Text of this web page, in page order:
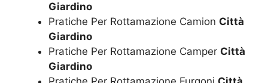
Giardino
Pratiche Per Rottamazione Camion Città
Giardino
Pratiche Per Rottamazione Camper Città
Giardino